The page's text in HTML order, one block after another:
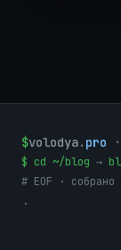
$volodya. pro
$ cd ~/blog →
# EOF ·
.